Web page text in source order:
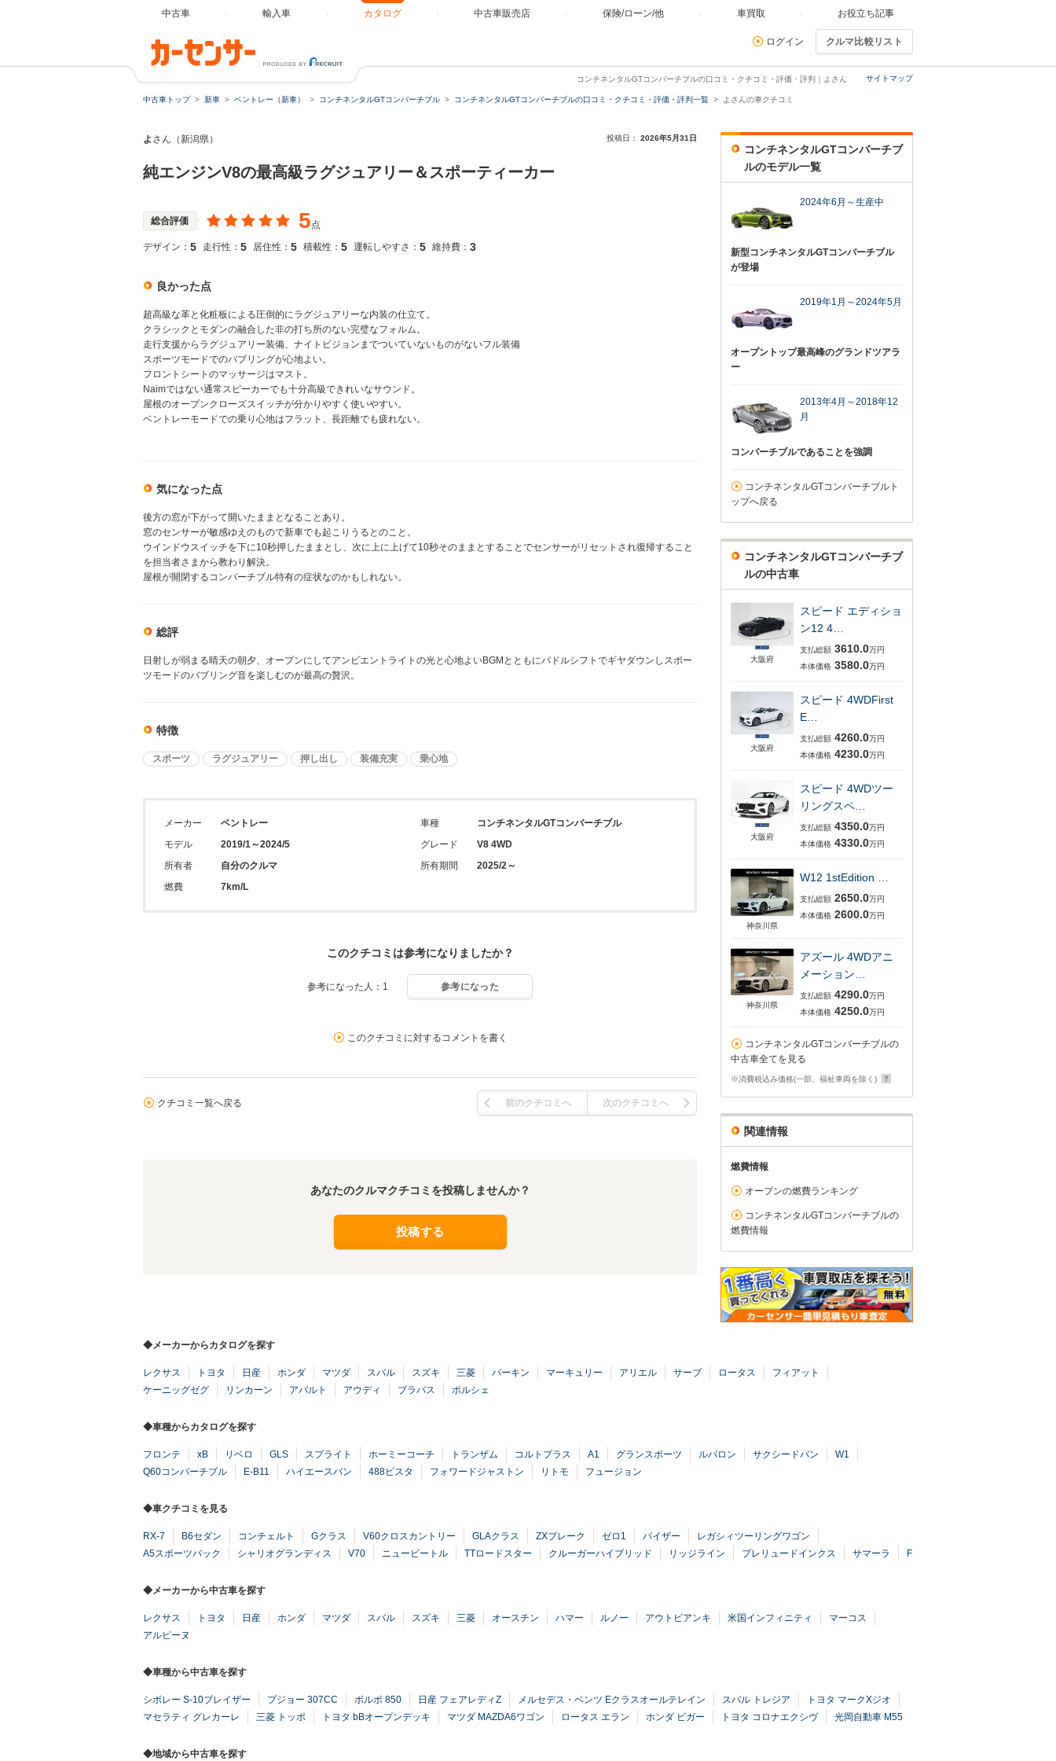
中古車 輸入車 カタログ 中古車販売店 保険/ローン/他 車買取 お役立ち記事
ログイン クルマ比較リスト
サイトマップ
コンチネンタルGTコンバーチブルの口コミ・クチコミ・評価・評判｜よさん
中古車トップ 新車 ベントレー（新車） コンチネンタルGTコンバーチブル コンチネンタルGTコンバーチブルの口コミ・クチコミ・評価・評判一覧 よさんの車クチコミ
よ さん（新潟県） 投稿日： 2026年5月31日
純エンジンV8の最高級ラグジュアリー＆スポーティーカー
総合評価 5点
デザイン： 5 走行性： 5 居住性： 5 積載性： 5 運転しやすさ： 5 維持費： 3
良かった点
超高級な革と化粧板による圧倒的にラグジュアリーな内装の仕立て。
クラシックとモダンの融合した非の打ち所のない完璧なフォルム。
走行支援からラグジュアリー装備、ナイトビジョンまでついていないものがないフル装備
スポーツモードでのバブリングが心地よい。
フロントシートのマッサージはマスト。
Naimではない通常スピーカーでも十分高級できれいなサウンド。
屋根のオープンクローズスイッチが分かりやすく使いやすい。
ベントレーモードでの乗り心地はフラット、長距離でも疲れない。
気になった点
後方の窓が下がって開いたままとなることあり。
窓のセンサーが敏感ゆえのもので新車でも起こりうるとのこと。
ウインドウスイッチを下に10秒押したままとし、次に上に上げて10秒そのままとすることでセンサーがリセットされ復帰すること
を担当者さまから教わり解決。
屋根が開閉するコンバーチブル特有の症状なのかもしれない。
総評
日射しが弱まる晴天の朝夕、オープンにしてアンビエントライトの光と心地よいBGMとともにパドルシフトでギヤダウンしスポー
ツモードのバブリング音を楽しむのが最高の贅沢。
特徴
スポーツ ラグジュアリー 押し出し 装備充実 乗心地
メーカー
ベントレー
モデル
2019/1～2024/5
所有者
自分のクルマ
燃費
7km/L
車種
コンチネンタルGTコンバーチブル
グレード
V8 4WD
所有期間
2025/2～
このクチコミは参考になりましたか？
参考になった人：1 参考になった
このクチコミに対するコメントを書く
クチコミ一覧へ戻る 前のクチコミへ 次のクチコミへ
あなたのクルマクチコミを投稿しませんか？
投稿する
コンチネンタルGTコンバーチブ
ルのモデル一覧
2024年6月～生産中
新型コンチネンタルGTコンバーチブル
が登場
2019年1月～2024年5月
オープントップ最高峰のグランドツアラ
ー
2013年4月～2018年12
月
コンバーチブルであることを強調
コンチネンタルGTコンバーチブルト
ップへ戻る
コンチネンタルGTコンバーチブ
ルの中古車
大阪府
スピード エディショ
ン12 4…
支払総額 3610.0万円
本体価格 3580.0万円
大阪府
スピード 4WDFirst
E…
支払総額 4260.0万円
本体価格 4230.0万円
大阪府
スピード 4WDツー
リングスペ…
支払総額 4350.0万円
本体価格 4330.0万円
神奈川県
W12 1stEdition …
支払総額 2650.0万円
本体価格 2600.0万円
神奈川県
アズール 4WDアニ
メーション…
支払総額 4290.0万円
本体価格 4250.0万円
コンチネンタルGTコンバーチブルの
中古車全てを見る
※消費税込み価格(一部、福祉車両を除く)
関連情報
燃費情報
オープンの燃費ランキング
コンチネンタルGTコンバーチブルの
燃費情報
◆メーカーからカタログを探す
レクサス トヨタ 日産 ホンダ マツダ スバル スズキ 三菱 バーキン マーキュリー アリエル サーブ ロータス
フィアット
ケーニッグゼグ
リンカーン アバルト アウディ ブラバス ポルシェ
◆車種からカタログを探す
フロンテ xB リベロ GLS スプライト ホーミーコーチ トランザム コルトプラス A1 グランスポーツ ルバロン サクシードバン
W1
Q60コンバーチブル
E-B11 ハイエースバン 488ピスタ フォワードジャストン リトモ フュージョン
◆車クチコミを見る
RX-7 B6セダン コンチェルト Gクラス V60クロスカントリー GLAクラス ZXブレーク ゼロ1 パイザー
レガシィツーリングワゴン
A5スポーツバック
シャリオグランディス V70 ニュービートル TTロードスター クルーガーハイブリッド リッジライン プレリュードインクス サマーラ F
◆メーカーから中古車を探す
レクサス トヨタ 日産 ホンダ マツダ スバル スズキ 三菱 オースチン ハマー ルノー アウトビアンキ 米国インフィニティ
マーコス
アルピーヌ
◆車種から中古車を探す
シボレー S-10ブレイザー プジョー 307CC ボルボ 850 日産 フェアレディZ メルセデス・ベンツ Eクラスオールテレイン スバル トレジア
トヨタ マークXジオ
マセラティ グレカーレ
三菱 トッポ トヨタ bBオープンデッキ マツダ MAZDA6ワゴン ロータス エラン ホンダ ビガー トヨタ コロナエクシヴ 光岡自動車 M55
◆地域から中古車を探す